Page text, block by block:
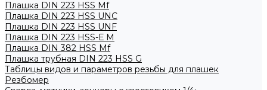
Плашка DIN 223 HSS Mf
Плашка DIN 223 HSS UNC
Плашка DIN 223 HSS UNF
Плашка DIN 223 HSS-Е M
Плашка DIN 382 HSS Mf
Плашка трубная DIN 223 HSS G
Таблицы видов и параметров резьбы для плашек
Резбомер